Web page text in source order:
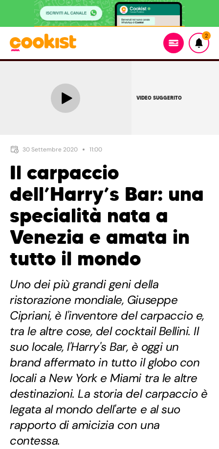
2
VIDEO SUGGERITO
30 Settembre 2020 11:00
Il carpaccio
dell’Harry’s Bar: una
specialità nata a
Venezia e amata in
tutto il mondo
Uno dei più grandi geni della
ristorazione mondiale, Giuseppe
Cipriani, è l'inventore del carpaccio e,
tra le altre cose, del cocktail Bellini. Il
suo locale, l'Harry's Bar, è oggi un
brand affermato in tutto il globo con
locali a New York e Miami tra le altre
destinazioni. La storia del carpaccio è
legata al mondo dell'arte e al suo
rapporto di amicizia con una
contessa.